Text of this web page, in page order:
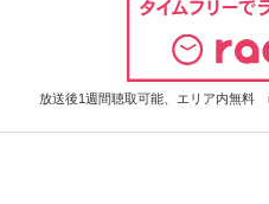
放送後1週間聴取可能、エリア内無料